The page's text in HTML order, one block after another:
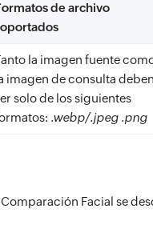
de archivo
la imagen fuente
imagen de consulta deben
solo de los siguientes
.webp/.jpeg .png
Facial se